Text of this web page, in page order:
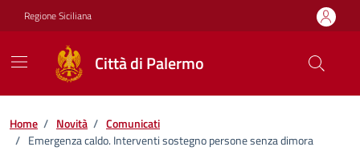
Vai ai contenuti
Vai al footer
Regione Siciliana
Città di Palermo
Home / Novità / Comunicati
/ Emergenza caldo. Interventi sostegno persone senza dimora